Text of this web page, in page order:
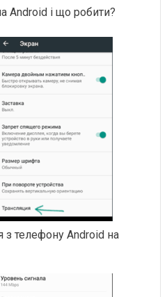
Android і що робити?
телефону Android на